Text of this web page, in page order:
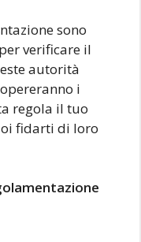
sono
verificare il
autorità
i
regola il tuo
fidarti di loro